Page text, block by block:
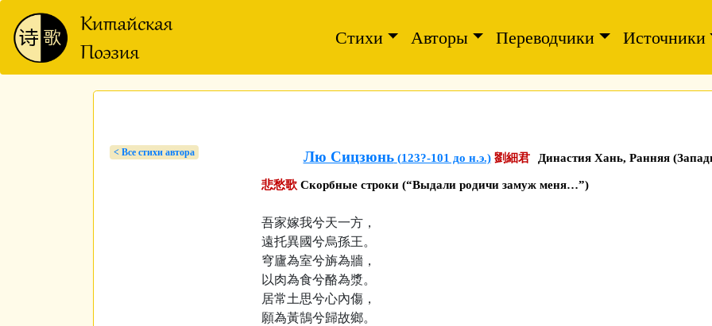
Стихи Авторы Переводчики Источники
< Bсе стихи автора Лю Сицзюнь (123?-101 до н.э.) 劉細君 Династия Хань, Ранняя
悲愁歌 Скорбные строки (“Выдали родичи замуж меня…”)
吾家嫁我兮天一方，
遠托異國兮烏孫王。
穹廬為室兮旃為牆，
以肉為食兮酪為漿。
居常土思兮心內傷，
願為黃鵠兮歸故鄉。